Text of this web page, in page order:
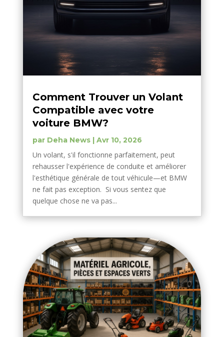
Comment Trouver un Volant
Compatible avec votre
voiture BMW?
par Deha News| Avr 10, 2026
Un volant, s'il fonctionne parfaitement, peut
rehausser l'expérience de conduite et améliorer
l'esthétique générale de tout véhicule—et BMW
ne fait pas exception. Si vous sentez que
quelque chose ne va pas...